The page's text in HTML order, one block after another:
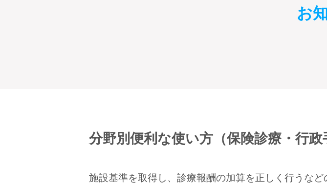
お
分野別便利な使い方（保険診療・行政
施設基準を取得し、診療報酬の加算を正しく行うな